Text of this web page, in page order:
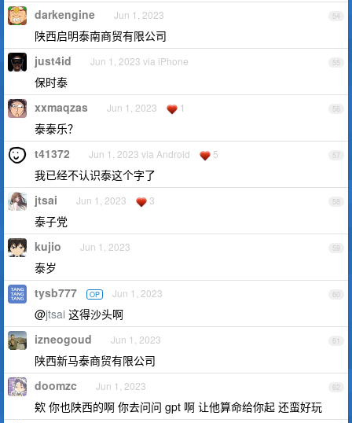
54
darkengine Jun 1, 2023
陕西启明泰南商贸有限公司
55
just4id Jun 1, 2023 via iPhone
保时泰
56
xxmaqzas Jun 1, 2023 1
泰泰乐？
57
t41372 Jun 1, 2023 via Android 5
我已经不认识泰这个字了
58
jtsai Jun 1, 2023 3
泰子党
59
kujio Jun 1, 2023
泰岁
60
tysb777 OP Jun 1, 2023
@jtsai 这得沙头啊
61
izneogoud Jun 1, 2023
陕西新马泰商贸有限公司
62
doomzc Jun 1, 2023
欸 你也陕西的啊 你去问问 gpt 啊 让他算命给你起 还蛮好玩